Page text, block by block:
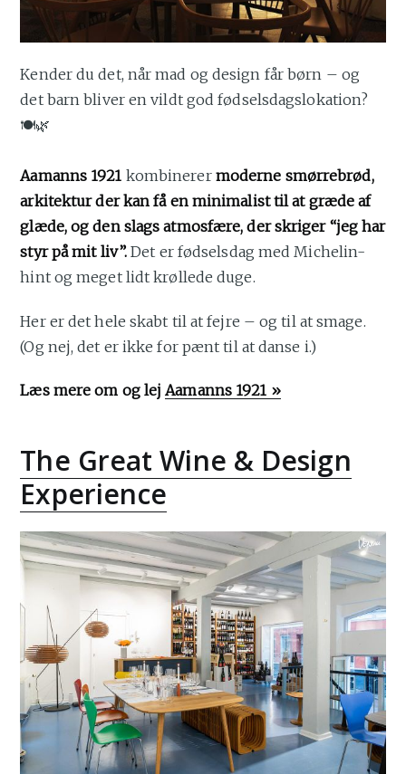
Kender du det, når mad og design får børn – og
det barn bliver en vildt god fødselsdagslokation?
🍽️🌿
Aamanns 1921 kombinerer moderne smørrebrød,
arkitektur der kan få en minimalist til at græde af
glæde, og den slags atmosfære, der skriger “jeg har
styr på mit liv”. Det er fødselsdag med Michelin-
hint og meget lidt krøllede duge.
Her er det hele skabt til at fejre – og til at smage.
(Og nej, det er ikke for pænt til at danse i.)
Læs mere om og lejAamanns 1921 »
The Great Wine & Design
Experience